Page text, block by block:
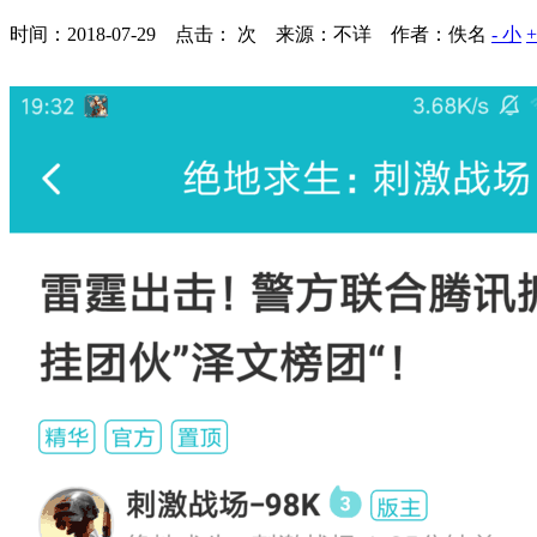
时间：2018-07-29 点击： 次 来源：不详 作者：佚名 - 小